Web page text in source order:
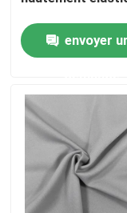
nouvelles
Tous les cas
Tissu de
Tissu de
envoyer